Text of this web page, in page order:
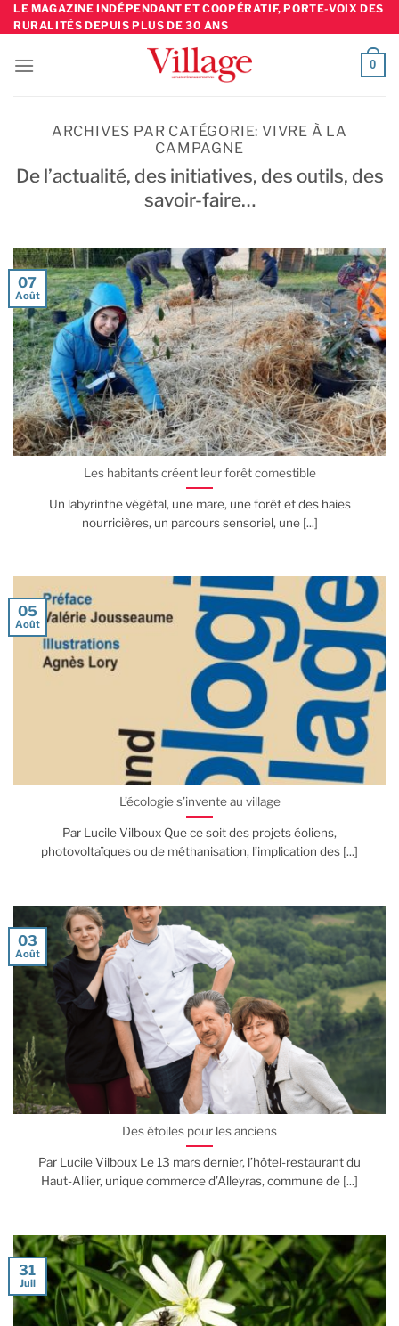
Skip
to
LE MAGAZINE INDÉPENDANT ET COOPÉRATIF, PORTE-VOIX DES
RURALITÉS DEPUIS PLUS DE 30 ANS
0
ARCHIVES PAR CATÉGORIE:VIVRE À LA
CAMPAGNE
De l’actualité, des initiatives, des outils, des
savoir-faire…
Les habitants créent leur forêt comestible
Un labyrinthe végétal, une mare, une forêt et des haies
nourricières, un parcours sensoriel, une [...]
07
Août
L’écologie s’invente au village
Par Lucile Vilboux Que ce soit des projets éoliens,
photovoltaïques ou de méthanisation, l’implication des [...]
05
Août
Des étoiles pour les anciens
Par Lucile Vilboux Le 13 mars dernier, l’hôtel-restaurant du
Haut-Allier, unique commerce d’Alleyras, commune de [...]
03
Août
31
Juil